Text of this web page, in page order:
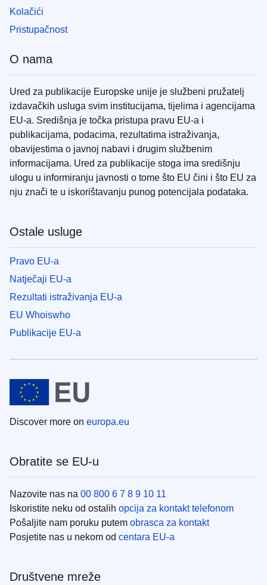
Kolačići
Pristupačnost
O nama
Ured za publikacije Europske unije je službeni pružatelj
izdavačkih usluga svim institucijama, tijelima i agencijama
EU-a. Središnja je točka pristupa pravu EU-a i
publikacijama, podacima, rezultatima istraživanja,
obavijestima o javnoj nabavi i drugim službenim
informacijama. Ured za publikacije stoga ima središnju
ulogu u informiranju javnosti o tome što EU čini i što EU za
nju znači te u iskorištavanju punog potencijala podataka.
Ostale usluge
Pravo EU-a
Natječaji EU-a
Rezultati istraživanja EU-a
EU Whoiswho
Publikacije EU-a
Discover more on europa.eu
Obratite se EU-u
Nazovite nas na 00 800 6 7 8 9 10 11
Iskoristite neku od ostalih opcija za kontakt telefonom
Pošaljite nam poruku putem obrasca za kontakt
Posjetite nas u nekom od centara EU-a
Društvene mreže